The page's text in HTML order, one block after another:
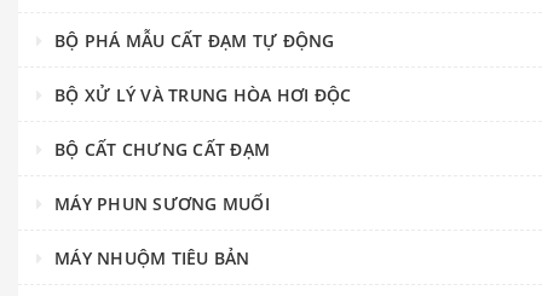
BỘ PHÁ MẪU CẤT ĐẠM TỰ ĐỘNG
BỘ XỬ LÝ VÀ TRUNG HÒA HƠI ĐỘC
BỘ CẤT CHƯNG CẤT ĐẠM
MÁY PHUN SƯƠNG MUỐI
MÁY NHUỘM TIÊU BẢN